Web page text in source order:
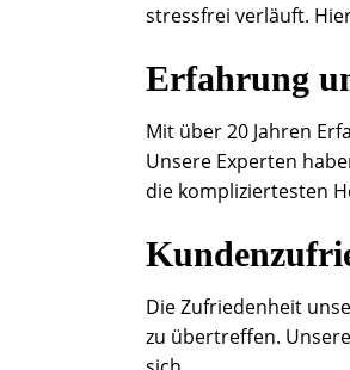
stressfrei verläuft.
Erfahrung
Mit über 20 Jahren
Unsere Experten
die kompliziertesten
Die Zufriedenheit
zu übertreffen.